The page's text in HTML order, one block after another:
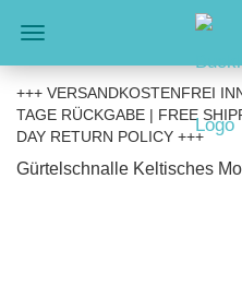
+++ VERSANDKOSTENFREI
TAGE RÜCKGABE | FREE
DAY RETURN POLICY +++
Gürtelschnalle Keltisches